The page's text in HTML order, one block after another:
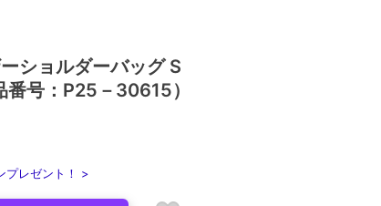
ショルダーバッグ S
号：P25－30615）
プレゼント！ >